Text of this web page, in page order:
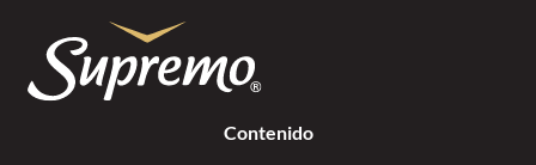
Contenido